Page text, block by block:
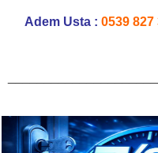
Adem Usta : 0539 827